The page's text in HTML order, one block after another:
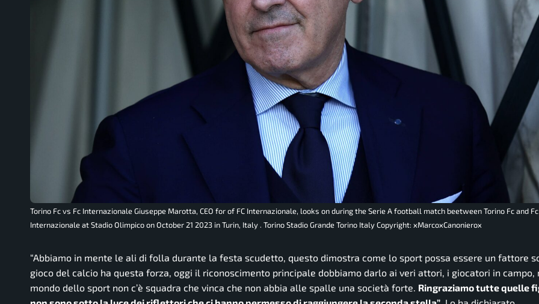
Torino Fc vs Fc Internazionale Giuseppe Marotta, CEO for of FC Internazionale, looks on during the Serie A football match beetween Torino Fc and Fc
Internazionale at Stadio Olimpico on October 21 2023 in Turin, Italy . Torino Stadio Grande Torino Italy Copyright: xMarcoxCanonierox
“Abbiamo in mente le ali di folla durante la festa scudetto, questo dimostra come lo sport possa essere un fattore
gioco del calcio ha questa forza, oggi il riconoscimento principale dobbiamo darlo ai veri attori, i giocatori in campo,
mondo dello sport non c’è squadra che vinca che non abbia alle spalle una società forte. Ringraziamo tutte quelle